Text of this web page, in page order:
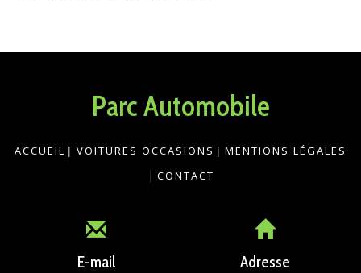
Parc Automobile
ACCUEIL | VOITURES OCCASIONS | MENTIONS LÉGALES
| CONTACT
E-mail Adresse